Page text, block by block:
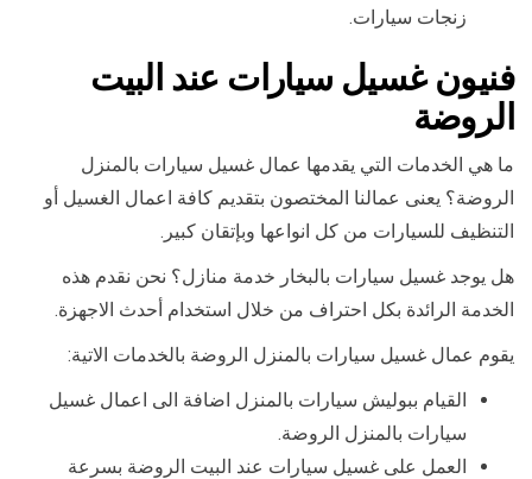
زنجات سيارات.
فنيون غسيل سيارات عند البيت
الروضة
ما هي الخدمات التي يقدمها عمال غسيل سيارات بالمنزل
الروضة؟ يعنى عمالنا المختصون بتقديم كافة اعمال الغسيل أو
التنظيف للسيارات من كل انواعها وبإتقان كبير.
هل يوجد غسيل سيارات بالبخار خدمة منازل؟ نحن نقدم هذه
الخدمة الرائدة بكل احتراف من خلال استخدام أحدث الاجهزة.
يقوم عمال غسيل سيارات بالمنزل الروضة بالخدمات الاتية:
القيام ببوليش سيارات بالمنزل اضافة الى اعمال غسيل
سيارات بالمنزل الروضة.
العمل على غسيل سيارات عند البيت الروضة بسرعة